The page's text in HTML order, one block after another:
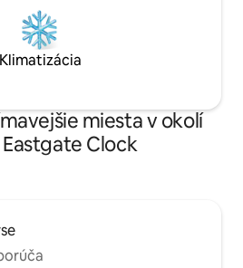
Klimatizácia
miesta v okolí
Clock